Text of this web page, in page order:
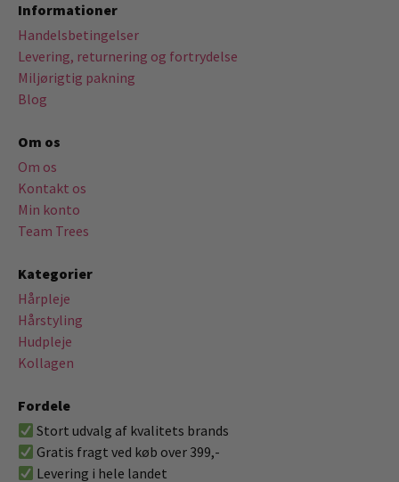
Informationer
Handelsbetingelser
Levering, returnering og fortrydelse
Miljørigtig pakning
Blog
Om os
Om os
Kontakt os
Min konto
Team Trees
Kategorier
Hårpleje
Hårstyling
Hudpleje
Kollagen
Fordele
Stort udvalg af kvalitets brands
Gratis fragt ved køb over 399,-
Levering i hele landet